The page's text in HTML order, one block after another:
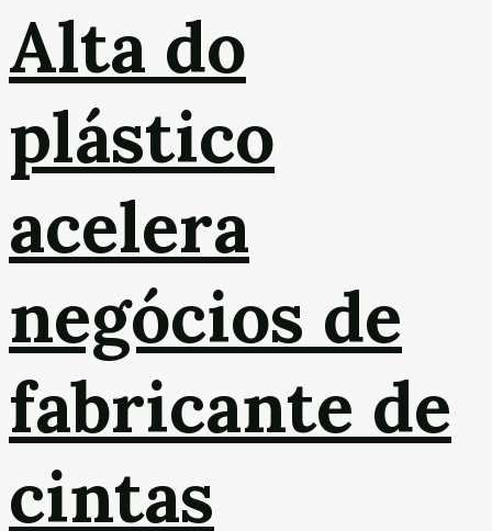
Alta do
plástico
acelera
negócios de
fabricante de
cintas